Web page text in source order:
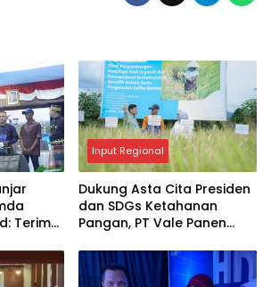
Terima
Input Regional
Dukung Asta Cita Presiden
dan SDGs Ketahanan
Pangan, PT Vale Panen
Berkelanjutan di Kolaka